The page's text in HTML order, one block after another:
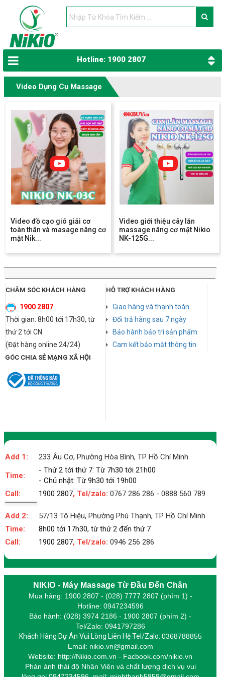
Hotline: 1900 2807
Video Dụng Cụ Massage
Video đồ cạo gió giải cơ
toàn thân và masage nâng cơ
mặt Nik...
Video giới thiệu cây lăn
massage nâng cơ mặt Nikio
NK-125G...
CHĂM SÓC KHÁCH HÀNG
1900 2807
Thời gian: 8h00 tới 17h30, từ
thứ 2 tới CN
(Đặt hàng online 24/24)
HỖ TRỢ KHÁCH HÀNG
Giao hàng và thanh toán
Đổi trả hàng sau 7 ngày
Bảo hành bảo trì sản phẩm
Cam kết bảo mật thông tin
GÓC CHIA SẺ MẠNG XÃ HỘI
Add 1: 233 Âu Cơ, Phường Hòa Bình, TP Hồ Chí Minh
Time:
- Thứ 2 tới thứ 7: Từ 7h30 tới 21h00
- Chủ nhật: Từ 9h30 tới 19h00
Call:
1900 2807, Tel/zalo:0767 286 286 -0888 560 789
Add 2:
57/13 Tô Hiệu, Phường Phú Thạnh, TP Hồ Chí Minh
Time:
8h00 tới 17h30, từ thứ 2 đến thứ 7
Call:
1900 2807, Tel/zalo:0946 256 286
NIKIO - Máy Massage Từ Đầu Đến Chân
Mua hàng: 1900 2807 - (028) 7777 2807 (phím 1) -
Hotline: 0947234596
Bảo hành: (028) 3974 2186 - 1900 2807 (phím 2) -
Tel/Zalo: 0941797286
Khách Hàng Dự Án Vui Lòng Liên Hệ Tel/Zalo: 0368788855
Email: nikio.vn@gmail.com
Website: http://Nikio.com.vn - Facbook.com/nikio.vn
Phản ánh thái độ Nhân Viên và chất lượng dịch vụ vui